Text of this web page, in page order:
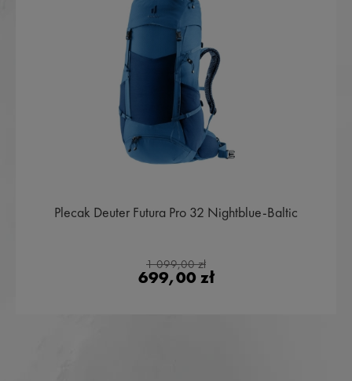
Plecak Deuter Futura Pro 32 Nightblue-Baltic
1 099,00 zł
699,00 zł